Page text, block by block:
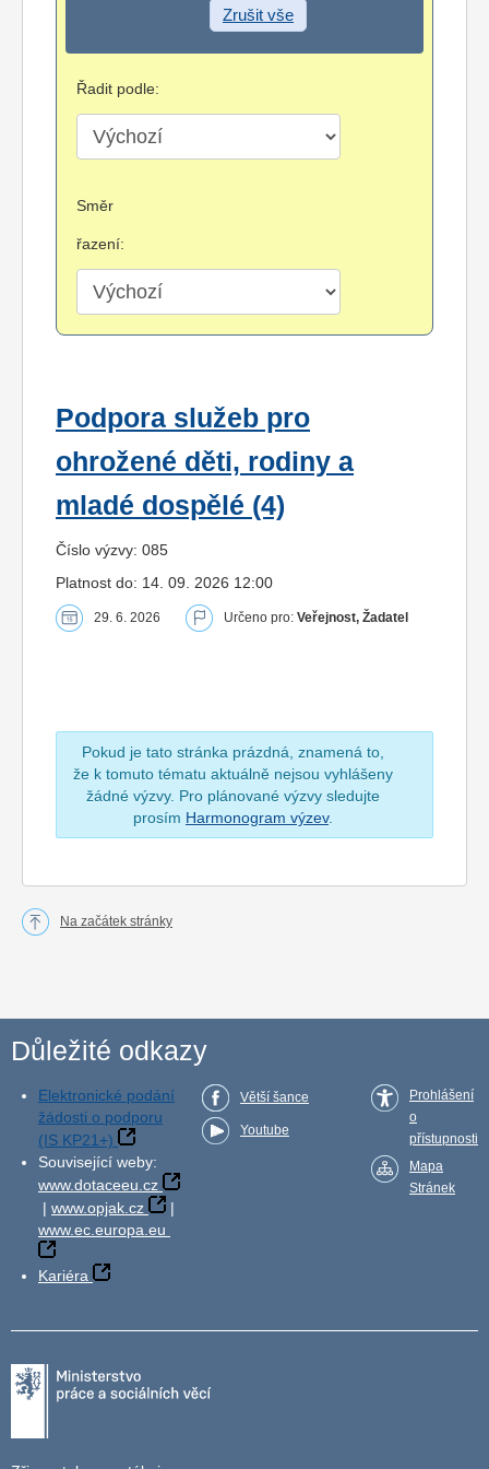
Zrušit vše
Řadit podle:
Směr
řazení:
Podpora služeb pro
ohrožené děti, rodiny a
mladé dospělé (4)
Číslo výzvy: 085
Platnost do: 14. 09. 2026 12:00
29. 6. 2026 Určeno pro: Veřejnost, Žadatel
Pokud je tato stránka prázdná, znamená to,
že k tomuto tématu aktuálně nejsou vyhlášeny
žádné výzvy. Pro plánované výzvy sledujte
prosím Harmonogram výzev.
Na začátek stránky
Důležité odkazy
Elektronické podání
žádosti o podporu
(IS KP21+)
Související weby:
www.dotaceeu.cz
| www.opjak.cz
|
www.ec.europa.eu
Kariéra
Větší šance
Youtube
Prohlášení
o
přístupnosti
Mapa
Stránek